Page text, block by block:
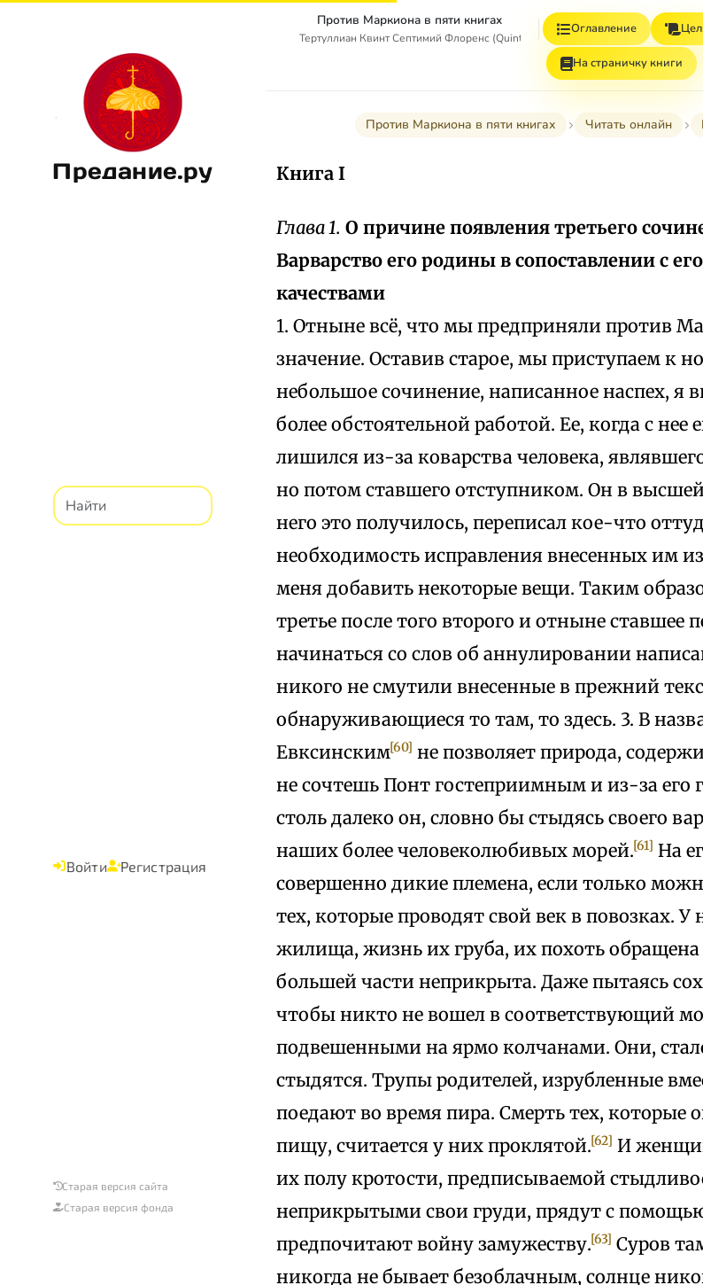
Предание.ру
Войти Регистрация
Старая версия сайта
Старая версия фонда
Против Маркиона в пяти книгах
Тертуллиан Квинт Септимий Флоренс (Quintus Septimius Florens Tertullianus)
Оглавление
На страничку книги
Против Маркиона в пяти книгах Читать онлайн
Книга I
Глава 1. О причине появления третьего
Варварство его родины в сопоставлении с
качествами
1. Отныне всё, что мы предприняли против
значение. Оставив старое, мы приступаем к
небольшое сочинение, написанное наспех, я
более обстоятельной работой. Ее, когда с
лишился из-за коварства человека,
но потом ставшего отступником. Он в
него это получилось, переписал кое-что
необходимость исправления внесенных им
меня добавить некоторые вещи. Таким
третье после того второго и отныне
начинаться со слов об аннулировании
никого не смутили внесенные в прежний
обнаруживающиеся то там, то здесь. 3. В
Евксинским[60] не позволяет природа,
не сочтешь Понт гостеприимным и из-за его
столь далеко он, словно бы стыдясь своего
наших более человеколюбивых морей.[61] На
совершенно дикие племена, если только
тех, которые проводят свой век в повозках. У
жилища, жизнь их груба, их похоть обращена
большей части неприкрыта. Даже пытаясь
чтобы никто не вошел в соответствующий
подвешенными на ярмо колчанами. Они,
стыдятся. Трупы родителей, изрубленные
поедают во время пира. Смерть тех, которые
пищу, считается у них проклятой.[62] И
их полу кротости, предписываемой
неприкрытыми свои груди, прядут с
предпочитают войну замужеству.[63] Суров
никогда не бывает безоблачным, солнце